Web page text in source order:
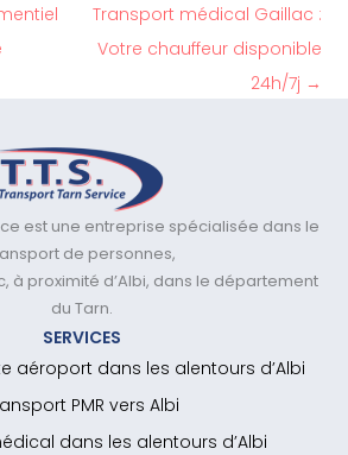
Transport médical Gaillac :
Votre chauffeur disponible
24h/7j →
est une entreprise spécialisée dans le
de personnes,
à proximité d’Albi, dans le département
du Tarn.
SERVICES
aéroport dans les alentours d’Albi
PMR vers Albi
dans les alentours d’Albi